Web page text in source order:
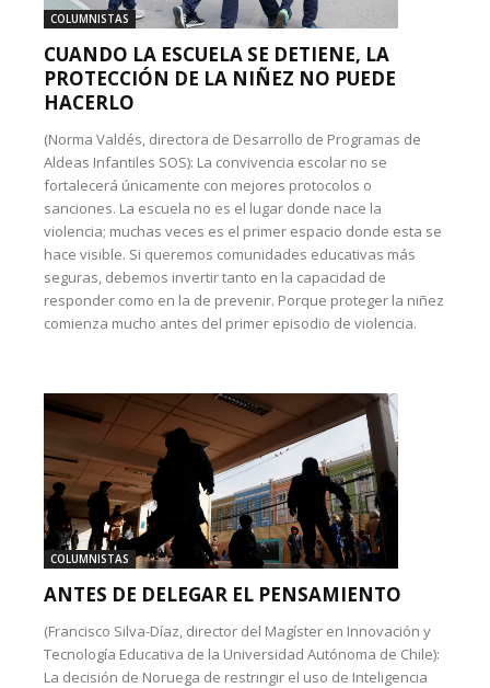
COLUMNISTAS
CUANDO LA ESCUELA SE DETIENE, LA
PROTECCIÓN DE LA NIÑEZ NO PUEDE
HACERLO
(Norma Valdés, directora de Desarrollo de Programas de
Aldeas Infantiles SOS): La convivencia escolar no se
fortalecerá únicamente con mejores protocolos o
sanciones. La escuela no es el lugar donde nace la
violencia; muchas veces es el primer espacio donde esta se
hace visible. Si queremos comunidades educativas más
seguras, debemos invertir tanto en la capacidad de
responder como en la de prevenir. Porque proteger la niñez
comienza mucho antes del primer episodio de violencia.
COLUMNISTAS
ANTES DE DELEGAR EL PENSAMIENTO
(Francisco Silva-Díaz, director del Magíster en Innovación y
Tecnología Educativa de la Universidad Autónoma de Chile):
La decisión de Noruega de restringir el uso de Inteligencia